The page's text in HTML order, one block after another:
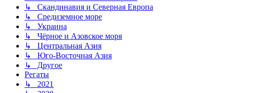
↳ Скандинавия и Северная Европа
↳ Средиземное море
↳ Украина
↳ Чёрное и Азовское моря
↳ Центральная Азия
↳ Юго-Восточная Азия
↳ Другое
Регаты
↳ 2021